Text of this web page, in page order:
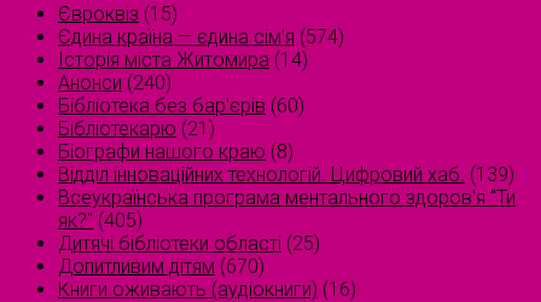
Євроквіз (15)
Єдина країна — єдина сім’я (574)
Історія міста Житомира (14)
Анонси (240)
Бібліотека без бар'єрів (60)
Бібліотекарю (21)
Біографи нашого краю (8)
Відділ інноваційних технологій. Цифровий хаб. (139)
Всеукраїнська програма ментального здоров'я "Ти
як?" (405)
Дитячі бібліотеки області (25)
Допитливим дітям (670)
Книги оживають (аудіокниги) (16)